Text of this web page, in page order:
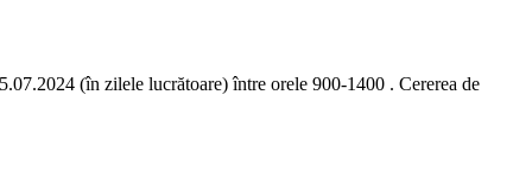
(în zilele lucrătoare) între orele 900-1400 . Cererea de